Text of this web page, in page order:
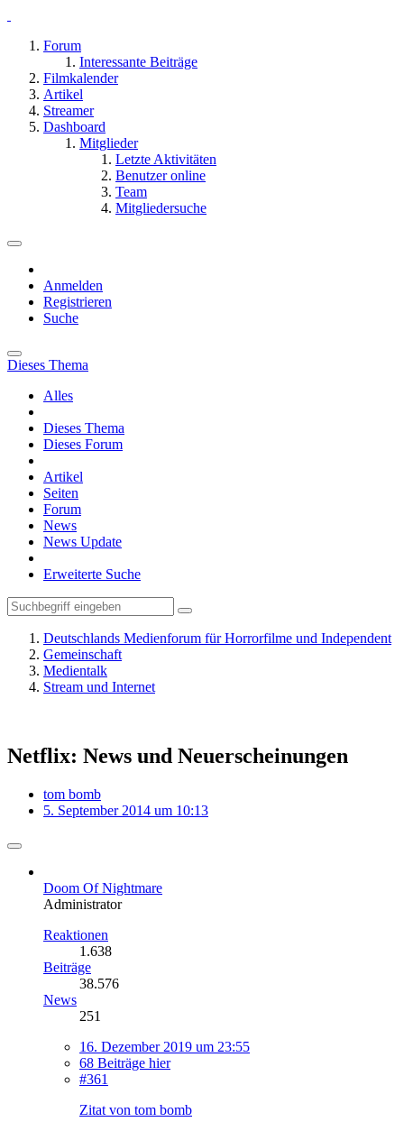
Forum
Interessante Beiträge
Filmkalender
Artikel
Streamer
Dashboard
Mitglieder
Letzte Aktivitäten
Benutzer online
Team
Mitgliedersuche
Anmelden
Registrieren
Suche
Dieses Thema
Alles
Dieses Thema
Dieses Forum
Artikel
Seiten
Forum
News
News Update
Erweiterte Suche
Deutschlands Medienforum für Horrorfilme und Independent
Gemeinschaft
Medientalk
Stream und Internet
Netflix: News und Neuerscheinungen
tom bomb
5. September 2014 um 10:13
Doom Of Nightmare
Administrator
Reaktionen
1.638
Beiträge
38.576
News
251
16. Dezember 2019 um 23:55
68 Beiträge hier
#361
Zitat von tom bomb